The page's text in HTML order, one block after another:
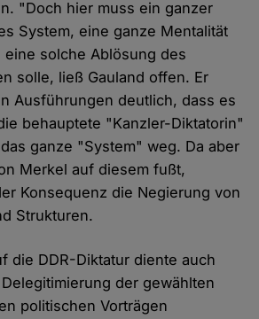
"Doch hier muss ein ganzer
System, eine ganze Mentalität
eine solche Ablösung des
solle, ließ Gauland offen. Er
Ausführungen deutlich, dass es
behauptete "Kanzler-Diktatorin"
ganze "System" weg. Da aber
Merkel auf diesem fußt,
Konsequenz die Negierung von
Strukturen.
die DDR-Diktatur diente auch
der gewählten
politischen Vorträgen